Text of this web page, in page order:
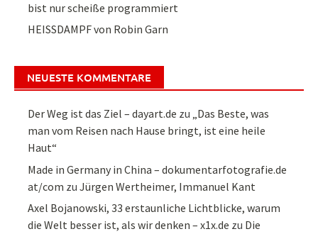
bist nur scheiße programmiert
HEISSDAMPF von Robin Garn
NEUESTE KOMMENTARE
Der Weg ist das Ziel – dayart.de zu „Das Beste, was
man vom Reisen nach Hause bringt, ist eine heile
Haut“
Made in Germany in China – dokumentarfotografie.de
at/com zuJürgen Wertheimer, Immanuel Kant
Axel Bojanowski, 33 erstaunliche Lichtblicke, warum
die Welt besser ist, als wir denken – x1x.de zu Die